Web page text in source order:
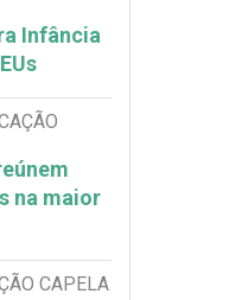
Infância
na maior
CAPELA